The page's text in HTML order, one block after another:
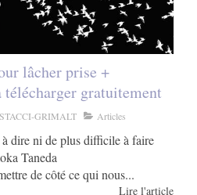
lâcher prise +
gratuitement
GRIMALT Articles
dire ni de plus difficile à faire
Taneda
de côté ce qui nous...
Lire l'article